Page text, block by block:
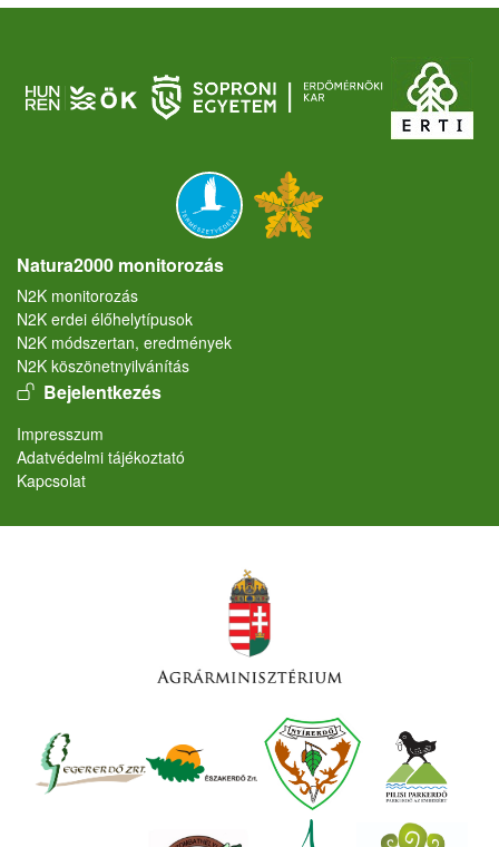
Natura2000 monitorozás
N2K monitorozás
N2K erdei élőhelytípusok
N2K módszertan, eredmények
N2K köszönetnyilvánítás
User account menu
Bejelentkezés
Lábléc
Impresszum
Adatvédelmi tájékoztató
Kapcsolat